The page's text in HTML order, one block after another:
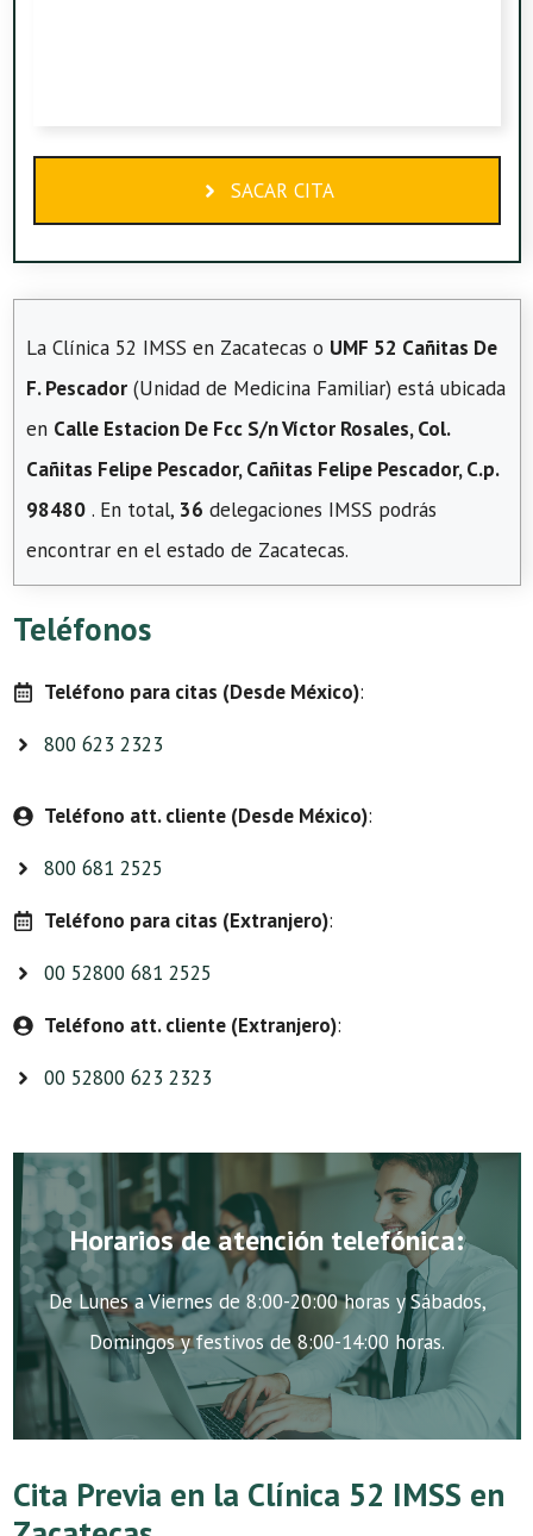
SACAR CITA
La Clínica 52 IMSS en Zacatecas o UMF 52 Cañitas De
F. Pescador (Unidad de Medicina Familiar) está ubicada
en Calle Estacion De Fcc S/n Víctor Rosales, Col.
Cañitas Felipe Pescador, Cañitas Felipe Pescador, C.p.
98480 . En total, 36 delegaciones IMSS podrás
encontrar en el estado de Zacatecas.
Teléfonos
Teléfono para citas (Desde México):
800 623 2323
Teléfono att. cliente (Desde México):
800 681 2525
Teléfono para citas (Extranjero):
00 52800 681 2525
Teléfono att. cliente (Extranjero):
00 52800 623 2323
Horarios de atención telefónica:
De Lunes a Viernes de 8:00-20:00 horas y Sábados,
Domingos y festivos de 8:00-14:00 horas.
Cita Previa en la Clínica 52 IMSS en